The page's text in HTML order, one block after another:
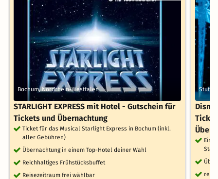
Bochum, Nordrhein-Westfalen
STARLIGHT EXPRESS mit Hotel - Gutschein für
Tickets und Übernachtung
Ticket für das Musical Starlight Express in Bochum (inkl.
aller Gebühren)
Übernachtung in einem Top-Hotel deiner Wahl
Reichhaltiges Frühstücksbuffet
Reisezeitraum frei wählbar